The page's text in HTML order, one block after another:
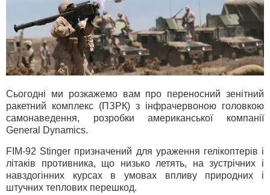
Сьогодні ми розкажемо вам про переносний зенітний
ракетний комплекс (ПЗРК) з інфрачервоною головкою
самонаведення, розробки американської компанії
General Dynamics.
FIM-92 Stinger призначений для ураження гелікоптерів і
літаків противника, що низько летять, на зустрічних і
навздогінних курсах в умовах впливу природних і
штучних теплових перешкод.